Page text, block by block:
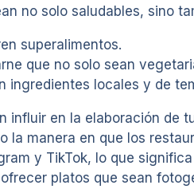
no solo saludables, sino
superalimentos.
que no solo sean
ingredientes locales y de
influir en la elaboración de
la manera en que los
y TikTok, lo que
platos que sean